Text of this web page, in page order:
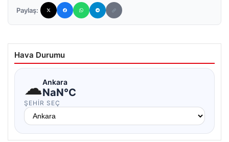
Paylaş:
Hava Durumu
☁Ankara
NaN°C
ŞEHIR SEÇ